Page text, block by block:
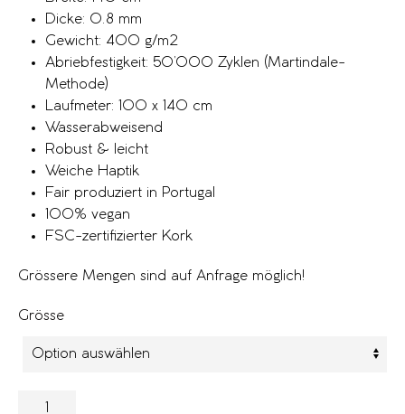
Dicke: 0.8 mm
Gewicht: 400 g/m2
Abriebfestigkeit: 50’000 Zyklen (Martindale-
Methode)
Laufmeter: 100 x 140 cm
Wasserabweisend
Robust & leicht
Weiche Haptik
Fair produziert in Portugal
100% vegan
FSC-zertifizierter Kork
Grössere Mengen sind auf Anfrage möglich!
Grösse